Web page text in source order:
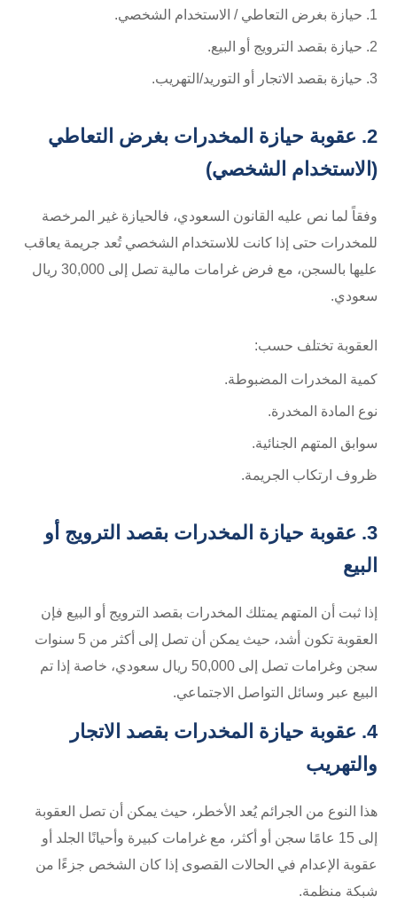
حيازة بغرض التعاطي / الاستخدام الشخصي.
حيازة بقصد الترويج أو البيع.
حيازة بقصد الاتجار أو التوريد/التهريب.
2. عقوبة حيازة المخدرات بغرض التعاطي
(الاستخدام الشخصي)
وفقاً لما نص عليه القانون السعودي، فالحيازة غير المرخصة
للمخدرات حتى إذا كانت للاستخدام الشخصي تُعد جريمة يعاقب
عليها بالسجن، مع فرض غرامات مالية تصل إلى 30,000 ريال
سعودي.
العقوبة تختلف حسب:
كمية المخدرات المضبوطة.
نوع المادة المخدرة.
سوابق المتهم الجنائية.
ظروف ارتكاب الجريمة.
3. عقوبة حيازة المخدرات بقصد الترويج أو
البيع
إذا ثبت أن المتهم يمتلك المخدرات بقصد الترويج أو البيع فإن
العقوبة تكون أشد، حيث يمكن أن تصل إلى أكثر من 5 سنوات
سجن وغرامات تصل إلى 50,000 ريال سعودي، خاصة إذا تم
البيع عبر وسائل التواصل الاجتماعي.
4. عقوبة حيازة المخدرات بقصد الاتجار
والتهريب
هذا النوع من الجرائم يُعد الأخطر، حيث يمكن أن تصل العقوبة
إلى 15 عامًا سجن أو أكثر، مع غرامات كبيرة وأحيانًا الجلد أو
عقوبة الإعدام في الحالات القصوى إذا كان الشخص جزءًا من
شبكة منظمة.